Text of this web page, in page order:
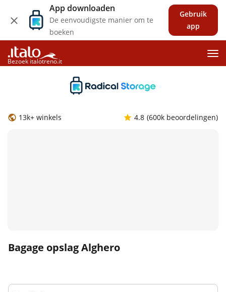
App downloaden
De eenvoudigste manier om te
boeken
Gebruik
app
Bezoek italotreno.it
13k+ winkels 4.8 (600k beoordelingen)
Bagage opslag Alghero